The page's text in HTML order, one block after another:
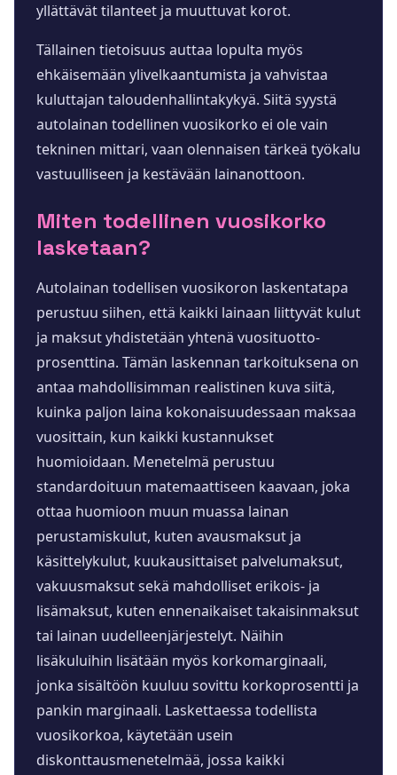
yllättävät tilanteet ja muuttuvat korot.
Tällainen tietoisuus auttaa lopulta myös
ehkäisemään ylivelkaantumista ja vahvistaa
kuluttajan taloudenhallintakykyä. Siitä syystä
autolainan todellinen vuosikorko ei ole vain
tekninen mittari, vaan olennaisen tärkeä työkalu
vastuulliseen ja kestävään lainanottoon.
Miten todellinen vuosikorko
lasketaan?
Autolainan todellisen vuosikoron laskentatapa
perustuu siihen, että kaikki lainaan liittyvät kulut
ja maksut yhdistetään yhtenä vuosituotto-
prosenttina. Tämän laskennan tarkoituksena on
antaa mahdollisimman realistinen kuva siitä,
kuinka paljon laina kokonaisuudessaan maksaa
vuosittain, kun kaikki kustannukset
huomioidaan. Menetelmä perustuu
standardoituun matemaattiseen kaavaan, joka
ottaa huomioon muun muassa lainan
perustamiskulut, kuten avausmaksut ja
käsittelykulut, kuukausittaiset palvelumaksut,
vakuusmaksut sekä mahdolliset erikois- ja
lisämaksut, kuten ennenaikaiset takaisinmaksut
tai lainan uudelleenjärjestelyt. Näihin
lisäkuluihin lisätään myös korkomarginaali,
jonka sisältöön kuuluu sovittu korkoprosentti ja
pankin marginaali. Laskettaessa todellista
vuosikorkoa, käytetään usein
diskonttausmenetelmää, jossa kaikki